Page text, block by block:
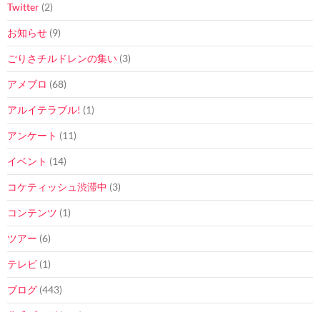
Twitter (2)
お知らせ (9)
ごりさチルドレンの集い (3)
アメブロ (68)
アルイテラブル! (1)
アンケート (11)
イベント (14)
コケティッシュ渋滞中 (3)
コンテンツ (1)
ツアー (6)
テレビ (1)
ブログ (443)